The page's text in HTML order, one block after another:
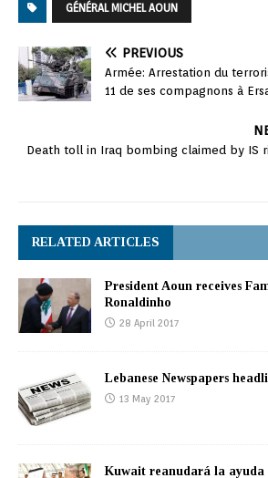
GÉNÉRAL MICHEL AOUN
PREVIOUS
Armée: Arrestation du
11 de ses compagnons à
Death toll in Iraq bombing claimed by IS
RELATED ARTICLES
President Aoun receives
Ronaldinho
28 April 2017
Lebanese Newspapers
13 May 2017
Kuwait reanudará la